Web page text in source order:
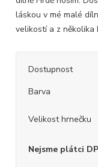
láskou v mé malé
velikostí a z několika
Dostupnost
Barva
Velikost hrnečku
Nejsme plátci